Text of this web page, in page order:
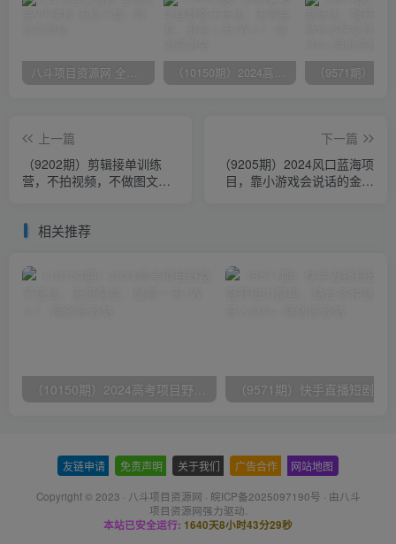
八斗项目资源网 全网正品VIP课程 无损下载~ （10150期）2024高考项目野路子玩法，无限裂变，最高一天1W＋！
上一篇
（9202期）剪辑接单训练
营，不拍视频，不做图文，
下一篇
（9205期）2024风口蓝海项
目，靠小游戏会说话的金杰
相关推荐
（10150期）2024高考项目野路子玩法，无限裂变，最高一天1W＋！
友链申请 免责声明 关于我们 广告合作 网站地图
Copyright © 2023 · 八斗项目资源网 · 皖ICP备2025097190号 · 由八斗
项目资源网强力驱动.
本站已安全运行: 1640天8小时43分30秒